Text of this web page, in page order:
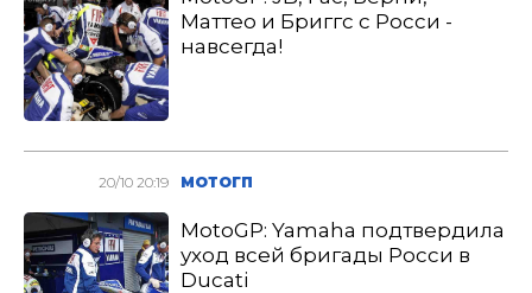
Маттео и Бриггс с Росси -
навсегда!
20/10 20:19 МОТОГП
MotoGP: Yamaha подтвердила
уход всей бригады Росси в
Ducati